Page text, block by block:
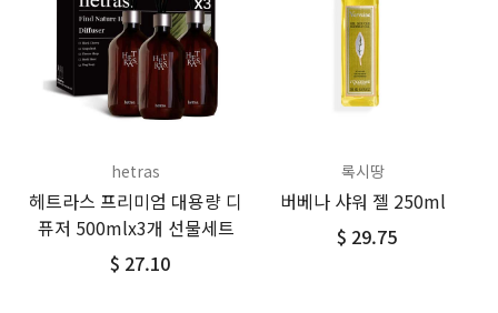
hetras
헤트라스 프리미엄 대용량 디
퓨저 500mlx3개 선물세트
$ 27.10
록시땅
버베나 샤워 젤 250ml
$ 29.75